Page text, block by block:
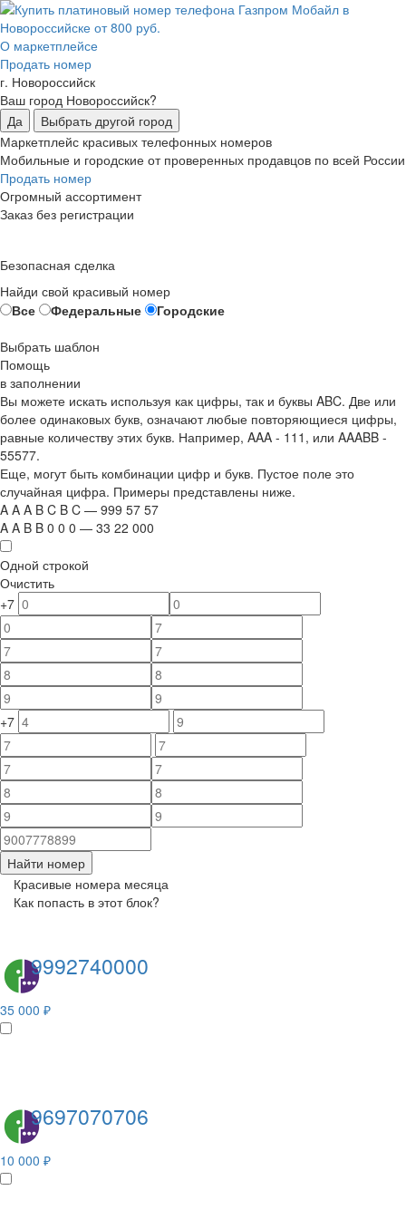
О маркетплейсе
Продать номер
г. Новороссийск
Ваш город Новороссийск?
Да
Выбрать другой город
Маркетплейс красивых телефонных номеров
Мобильные и городские от проверенных продавцов по всей России
Продать номер
Огромный ассортимент
Заказ без регистрации
Безопасная сделка
Найди свой красивый номер
Все
Федеральные
Городские
Выбрать шаблон
Помощь
в заполнении
Вы можете искать используя как цифры, так и буквы ABC. Две или
более одинаковых букв, означают любые повторяющиеся цифры,
равные количеству этих букв. Например, AAA - 111 , или AAABB -
55577.
Еще, могут быть комбинации цифр и букв. Пустое поле это
случайная цифра. Примеры представлены ниже.
A A A B C B C — 999 57 57
A A B B 0 0 0 — 33 22 000
Одной строкой
Очистить
+7
+7
Найти номер
Красивые номера месяца
Как попасть в этот блок?
9992740000
35 000 ₽
9697070706
10 000 ₽